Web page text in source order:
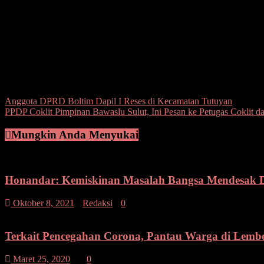
Navigasi
pos
Anggota DPRD Boltim Dapil I Reses di Kecamatan Tutuyan
PPDP Coklit Pimpinan Bawaslu Sulut, Ini Pesan ke Petugas Coklit
Mungkin Anda Menyukai
Honandar: Kemiskinan Masalah Bangsa Mendesak
Oktober 8, 2021 Redaksi 0
Terkait Pencegahan Corona, Pantau Warga di
Maret 25, 2020 0